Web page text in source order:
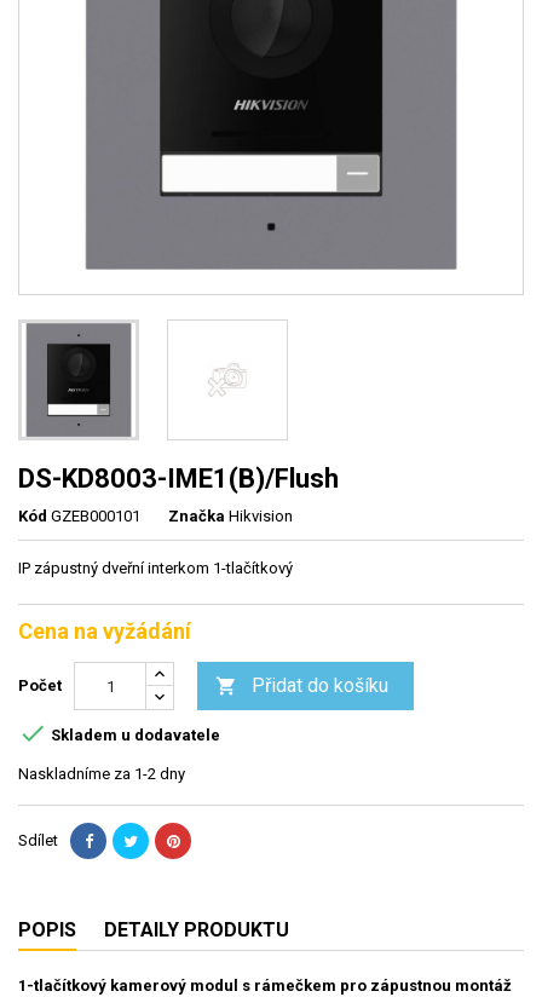
DS-KD8003-IME1(B)/Flush
Kód GZEB000101 Značka Hikvision
IP zápustný dveřní interkom 1-tlačítkový
Cena na vyžádání
Počet  Přidat do košíku
 Skladem u dodavatele
Naskladníme za 1-2 dny
Sdílet
POPIS DETAILY PRODUKTU
1-tlačítkový kamerový modul s rámečkem pro zápustnou montáž